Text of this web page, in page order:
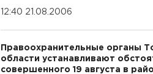
12:40 21.08.2006
Правоохранительные органы
области устанавливают
совершенного 19 августа в